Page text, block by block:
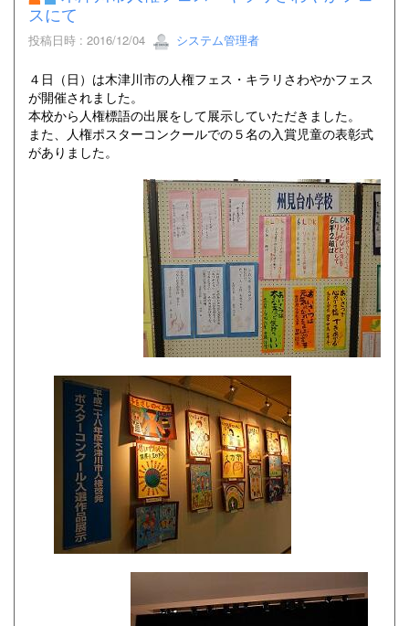
スにて
投稿日時 : 2016/12/04 システム管理者
４日（日）は木津川市の人権フェス・キラリさわやかフェス
が開催されました。
本校から人権標語の出展をして展示していただきました。
また、人権ポスターコンクールでの５名の入賞児童の表彰式
がありました。